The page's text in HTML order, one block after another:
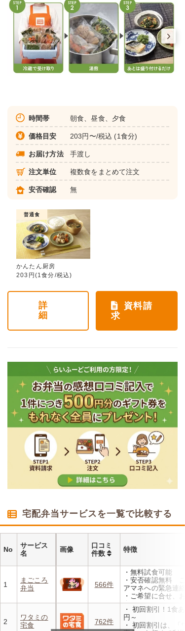
時間帯 朝食、昼食、夕食
価格目安 203円〜/税込 (1食分)
お届け方法 手渡し
注文単位 複数食をまとめて注文
安否確認 無
普通食
かんたん厨房
203円(1食分/税込)
詳
細
資料請
求
宅配弁当サービスを一覧で比較する
No
サービス
名
画像
口コミ
件数
特徴
1
まごころ
弁当
566件
・無料試食可能
・安否確認無料 ご
アマネへの緊急連絡
・ご希望に合せ、
食、アレルギーに無
・1回だけ、1食だ
もOK
2
ワタミの
宅食
762件
・ 初回割引！1食
円～
・ 初回割引は、「